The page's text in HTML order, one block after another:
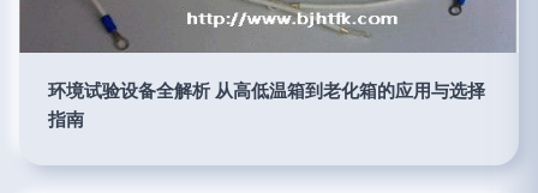
环境试验设备全解析 从高低温箱到老化箱的应用与选择
指南